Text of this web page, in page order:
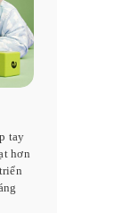
tay
hơn